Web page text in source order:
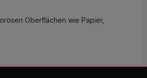
Oberflächen wie Papier,